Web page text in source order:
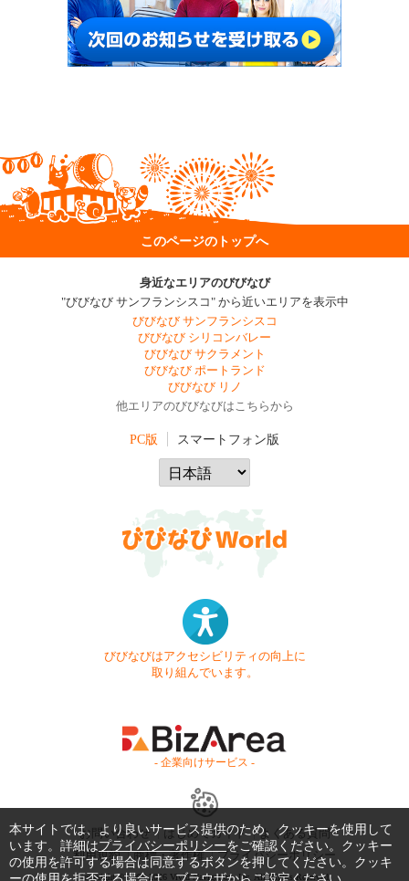
このページのトップへ
身近なエリアのびびなび
"びびなび サンフランシスコ" から近いエリアを表示中
びびなび サンフランシスコ
びびなび シリコンバレー
びびなび サクラメント
びびなび ポートランド
びびなび リノ
他エリアのびびなびはこちらから
PC版 スマートフォン版
びびなびはアクセシビリティの向上に
取り組んでいます。
- 企業向けサービス -
お問い合わせ はじめてガイド
よくある質問
利用規約
商標・著作権 プライバシーポリシー
Copyright © 1999-2026 Vivid Navigation, Inc. All Rights Reserved.
本サイトでは、より良いサービス提供のため、クッキーを使用して
います。詳細はプライバシーポリシーをご確認ください。クッキー
の使用を許可する場合は同意するボタンを押してください。クッキ